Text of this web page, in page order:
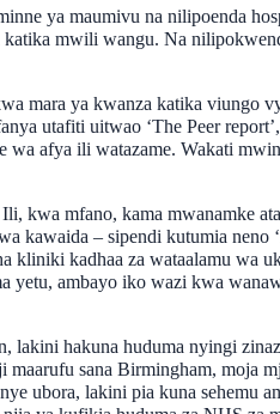
ya maumivu na nilipoenda
mwili wangu. Na
mara ya kwanza katika viungo
utafiti uitwao ‘The Peer
wa afya ili watazame. Wakati
kwa mfano, kama mwanamke
kawaida – sipendi kutumia neno
kliniki kadhaa za wataalamu wa
yetu, ambayo iko wazi kwa
lakini hakuna huduma nyingi
maarufu sana Birmingham, moja
ubora, lakini pia kuna sehemu